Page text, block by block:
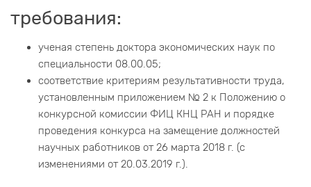
требования:
ученая степень доктора экономических наук по
специальности 08.00.05;
соответствие критериям результативности труда,
установленным приложением № 2 к Положению о
конкурсной комиссии ФИЦ КНЦ РАН и порядке
проведения конкурса на замещение должностей
научных работников от 26 марта 2018 г. (с
изменениями от 20.03.2019 г.).